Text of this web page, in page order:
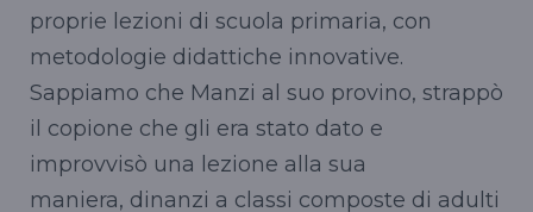
proprie lezioni di scuola primaria, con
metodologie didattiche innovative.
Sappiamo che Manzi al suo provino, strappò
il copione che gli era stato dato e
improvvisò una lezione alla sua
maniera, dinanzi a classi composte di adulti